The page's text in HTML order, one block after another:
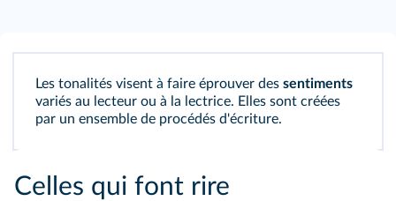
Les tonalités visent à faire éprouver des sentiments
variés au lecteur ou à la lectrice. Elles sont créées
par un ensemble de procédés d'écriture.
Celles qui font rire